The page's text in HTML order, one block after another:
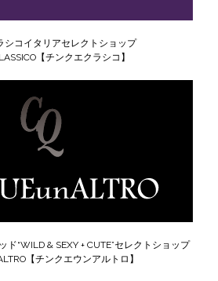
シコイタリアセレクトショップ
【チンクエクラシコ】
ド“WILD & SEXY + CUTE”セレクトショップ
【チンクエウンアルトロ】